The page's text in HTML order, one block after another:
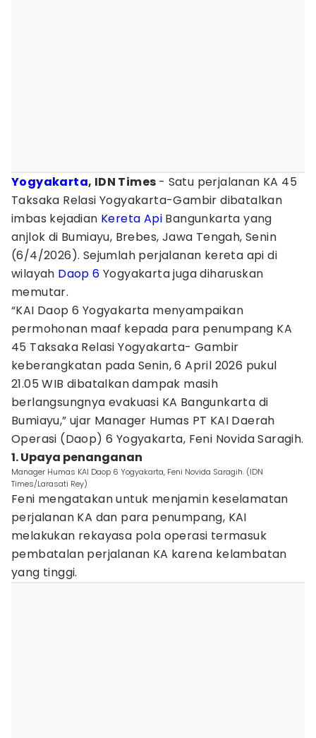
Yogyakarta, IDN Times - Satu perjalanan KA 45
Taksaka Relasi Yogyakarta-Gambir dibatalkan
imbas kejadian Kereta Api Bangunkarta yang
anjlok di Bumiayu, Brebes, Jawa Tengah, Senin
(6/4/2026). Sejumlah perjalanan kereta api di
wilayah Daop 6 Yogyakarta juga diharuskan
memutar.
“KAI Daop 6 Yogyakarta menyampaikan
permohonan maaf kepada para penumpang KA
45 Taksaka Relasi Yogyakarta- Gambir
keberangkatan pada Senin, 6 April 2026 pukul
21.05 WIB dibatalkan dampak masih
berlangsungnya evakuasi KA Bangunkarta di
Bumiayu,” ujar Manager Humas PT KAI Daerah
Operasi (Daop) 6 Yogyakarta, Feni Novida Saragih.
1. Upaya penanganan
Manager Humas KAI Daop 6 Yogyakarta, Feni Novida Saragih. (IDN
Times/Larasati Rey)
Feni mengatakan untuk menjamin keselamatan
perjalanan KA dan para penumpang, KAI
melakukan rekayasa pola operasi termasuk
pembatalan perjalanan KA karena kelambatan
yang tinggi.